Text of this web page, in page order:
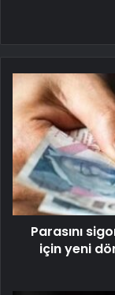
Parasını
için yeni